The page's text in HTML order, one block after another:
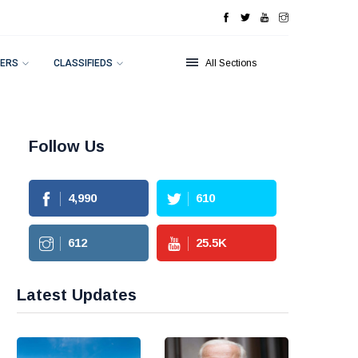
CLASSIFIEDS All Sections
Follow Us
4,990 610
612 25.5K
Latest Updates